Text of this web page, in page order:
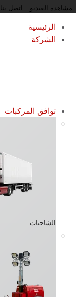
مشاهدة الفيديو اتصل بنا
الرئيسية
الشركة
توافق المركبات
الشاحنات